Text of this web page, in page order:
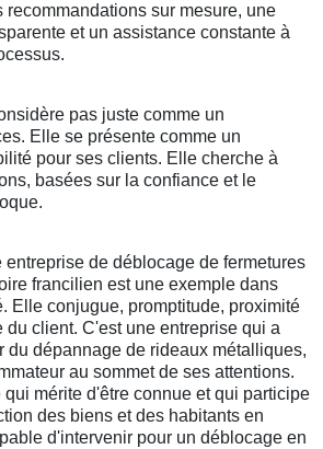
recommandations sur mesure, une
et un assistance constante à
pas juste comme un
Elle se présente comme un
pour ses clients. Elle cherche à
basées sur la confiance et le
entreprise de déblocage de fermetures
francilien est une exemple dans
Elle conjugue, promptitude, proximité
du client. C'est une entreprise qui a
du dépannage de rideaux métalliques,
au sommet de ses attentions.
mérite d'être connue et qui participe
des biens et des habitants en
d'intervenir pour un déblocage en